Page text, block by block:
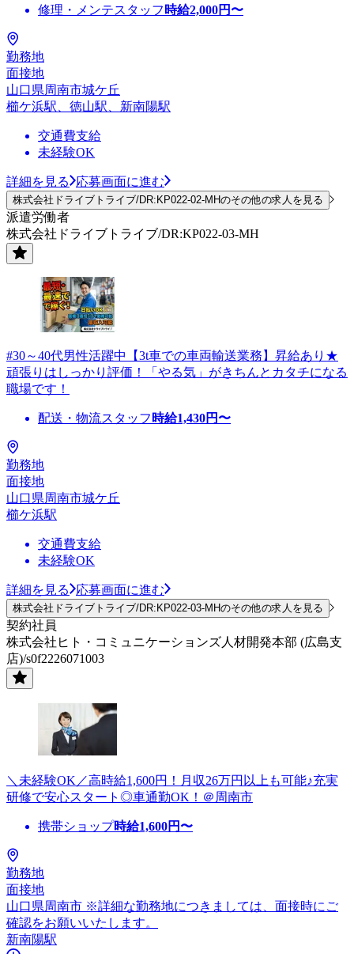
修理・メンテスタッフ 時給2,000円〜
勤務地
面接地
山口県周南市城ケ丘
櫛ケ浜駅、徳山駅、新南陽駅
交通費支給
未経験OK
詳細を見る 応募画面に進む
株式会社ドライブトライブ/DR:KP022-02-MHのその他の求人を見る
派遣労働者
株式会社ドライブトライブ/DR:KP022-03-MH
#30～40代男性活躍中【3t車での車両輸送業務】昇給あり★
頑張りはしっかり評価！「やる気」がきちんとカタチになる
職場です！
配送・物流スタッフ 時給1,430円〜
勤務地
面接地
山口県周南市城ケ丘
櫛ケ浜駅
交通費支給
未経験OK
詳細を見る 応募画面に進む
株式会社ドライブトライブ/DR:KP022-03-MHのその他の求人を見る
契約社員
株式会社ヒト・コミュニケーションズ人材開発本部 (広島支
店)/s0f2226071003
＼未経験OK／高時給1,600円！月収26万円以上も可能♪充実
研修で安心スタート◎車通勤OK！＠周南市
携帯ショップ時給1,600円〜
勤務地
面接地
山口県周南市 ※詳細な勤務地につきましては、面接時にご
確認をお願いいたします。
新南陽駅